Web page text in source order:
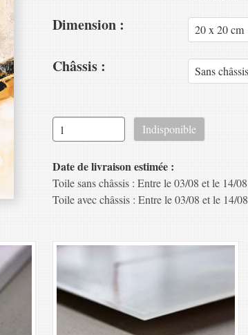
Dimension :
Châssis :
Date de livraison estimée :
Toile sans châssis : Entre le 03/08 et le 14/08
Toile avec châssis : Entre le 03/08 et le 14/08